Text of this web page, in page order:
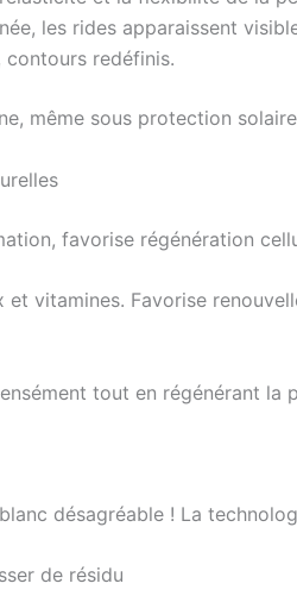
les rides apparaissent
contours redéfinis.
même sous protection
favorise régénération
et vitamines. Favorise
tout en régénérant la
désagréable ! La
de résidu